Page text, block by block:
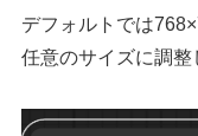
デフォルトでは
任意のサイズに調整